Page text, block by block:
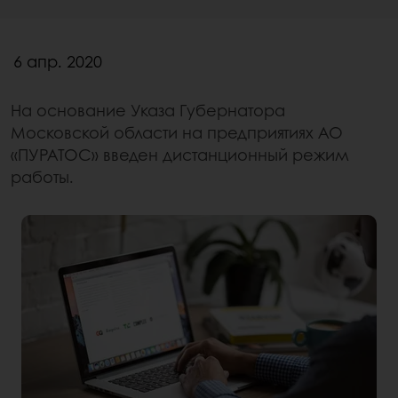
6 апр. 2020
На основание Указа Губернатора
Московской области на предприятиях АО
«ПУРАТОС» введен дистанционный режим
работы.